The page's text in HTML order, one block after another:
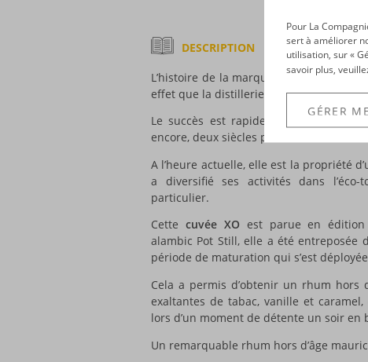
DESCRIPTION
L’histoire de la marque
Saint Aubin
effet que la distillerie est créée, sur un
Le succès est rapide et ne se
encore, deux siècles plus tard...
A l’heure actuelle, elle est la propriété
a diversifié ses activités dans
particulier.
Cette cuvée XO est parue en
alambic Pot Still, elle a été
période de maturation qui s’est
Cela a permis d’obtenir un rhum hors
exaltantes de tabac, vanille et
lors d’un moment de détente un soir en
Un remarquable rhum hors d’âge
Pour La
sert à améliorer
utilisation, sur «
savoir plus,
GÉRER